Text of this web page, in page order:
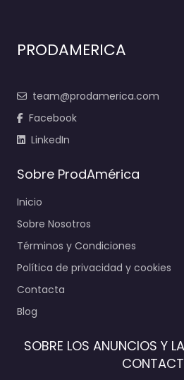
PRODAMERICA
team@prodamerica.com
Facebook
LinkedIn
Sobre ProdAmérica
Inicio
Sobre Nosotros
Términos y Condiciones
Política de privacidad y cookies
Contacta
Blog
SOBRE LOS ANUNCIOS Y